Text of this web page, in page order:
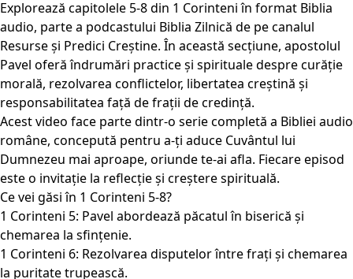
Explorează capitolele 5-8 din 1 Corinteni în format Biblia
audio, parte a podcastului Biblia Zilnică de pe canalul
Resurse și Predici Creștine. În această secțiune, apostolul
Pavel oferă îndrumări practice și spirituale despre curăție
morală, rezolvarea conflictelor, libertatea creștină și
responsabilitatea față de frații de credință.
Acest video face parte dintr-o serie completă a Bibliei audio
române, concepută pentru a-ți aduce Cuvântul lui
Dumnezeu mai aproape, oriunde te-ai afla. Fiecare episod
este o invitație la reflecție și creștere spirituală.
Ce vei găsi în 1 Corinteni 5-8?
1 Corinteni 5: Pavel abordează păcatul în biserică și
chemarea la sfințenie.
1 Corinteni 6: Rezolvarea disputelor între frați și chemarea
la puritate trupească.